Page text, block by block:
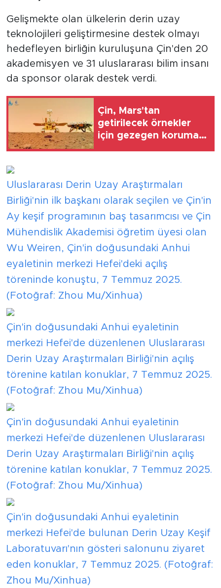
Gelişmekte olan ülkelerin derin uzay
teknolojileri geliştirmesine destek olmayı
hedefleyen birliğin kuruluşuna Çin'den 20
akademisyen ve 31 uluslararası bilim insanı
da sponsor olarak destek verdi.
Çin, Mars'tan
getirilecek örnekler
için gezegen koruma
Uluslararası Derin Uzay Araştırmaları
Birliği'nin ilk başkanı olarak seçilen ve Çin'in
Ay keşif programının baş tasarımcısı ve Çin
Mühendislik Akademisi öğretim üyesi olan
Wu Weiren, Çin'in doğusundaki Anhui
eyaletinin merkezi Hefei'deki açılış
töreninde konuştu, 7 Temmuz 2025.
(Fotoğraf: Zhou Mu/Xinhua)
Çin'in doğusundaki Anhui eyaletinin
merkezi Hefei'de düzenlenen Uluslararası
Derin Uzay Araştırmaları Birliği'nin açılış
törenine katılan konuklar, 7 Temmuz 2025.
(Fotoğraf: Zhou Mu/Xinhua)
Çin'in doğusundaki Anhui eyaletinin
merkezi Hefei'de düzenlenen Uluslararası
Derin Uzay Araştırmaları Birliği'nin açılış
törenine katılan konuklar, 7 Temmuz 2025.
(Fotoğraf: Zhou Mu/Xinhua)
Çin'in doğusundaki Anhui eyaletinin
merkezi Hefei'de bulunan Derin Uzay Keşif
Laboratuvarı'nın gösteri salonunu ziyaret
eden konuklar, 7 Temmuz 2025. (Fotoğraf:
Zhou Mu/Xinhua)